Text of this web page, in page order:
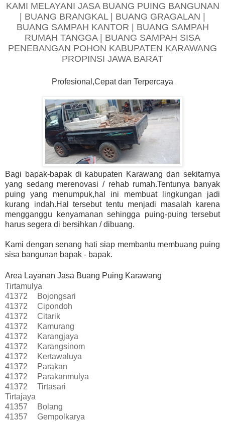
KAMI MELAYANI JASA BUANG PUING BANGUNAN
| BUANG BRANGKAL | BUANG GRAGALAN |
BUANG SAMPAH KANTOR | BUANG SAMPAH
RUMAH TANGGA | BUANG SAMPAH SISA
PENEBANGAN POHON KABUPATEN KARAWANG
PROPINSI JAWA BARAT
Profesional,Cepat dan Terpercaya
Bagi bapak-bapak di kabupaten Karawang dan sekitarnya
yang sedang merenovasi / rehab rumah.Tentunya banyak
puing yang menumpuk,hal ini membuat lingkungan jadi
kurang indah.Hal tersebut tentu menjadi masalah karena
mengganggu kenyamanan sehingga puing-puing tersebut
harus segera di bersihkan / dibuang.
Kami dengan senang hati siap membantu membuang puing
sisa bangunan bapak - bapak.
Area Layanan Jasa Buang Puing Karawang
Tirtamulya
41372
Bojongsari
41372
Cipondoh
41372
Citarik
41372
Kamurang
41372
Karangjaya
41372
Karangsinom
41372
Kertawaluya
41372
Parakan
41372
Parakanmulya
41372
Tirtasari
Tirtajaya
41357
Bolang
41357
Gempolkarya